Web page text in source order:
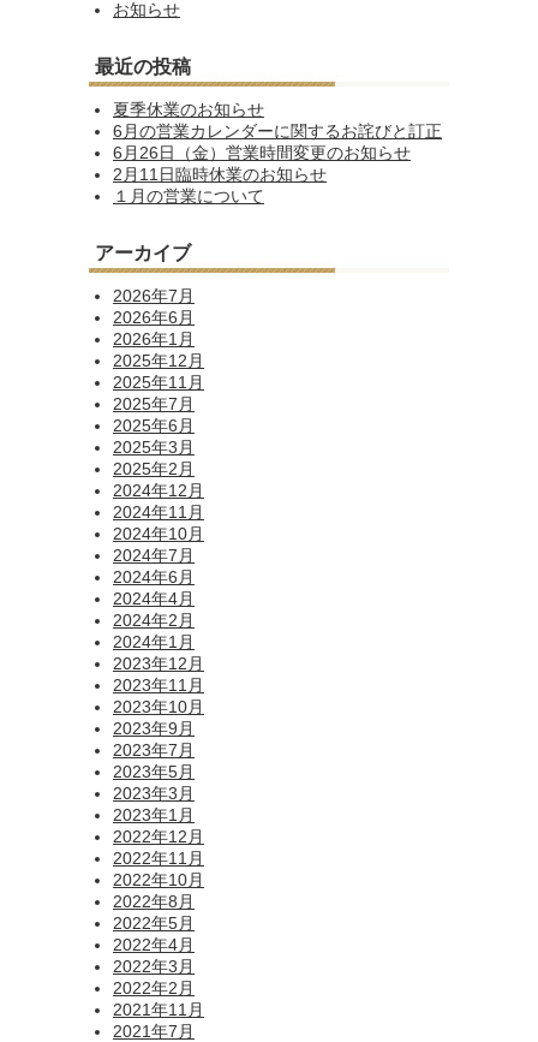
お知らせ
最近の投稿
夏季休業のお知らせ
6月の営業カレンダーに関するお詫びと訂正
6月26日（金）営業時間変更のお知らせ
2月11日臨時休業のお知らせ
１月の営業について
アーカイブ
2026年7月
2026年6月
2026年1月
2025年12月
2025年11月
2025年7月
2025年6月
2025年3月
2025年2月
2024年12月
2024年11月
2024年10月
2024年7月
2024年6月
2024年4月
2024年2月
2024年1月
2023年12月
2023年11月
2023年10月
2023年9月
2023年7月
2023年5月
2023年3月
2023年1月
2022年12月
2022年11月
2022年10月
2022年8月
2022年5月
2022年4月
2022年3月
2022年2月
2021年11月
2021年7月